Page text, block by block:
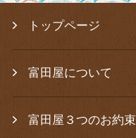
トップページ
富田屋について
富田屋３つのお約束